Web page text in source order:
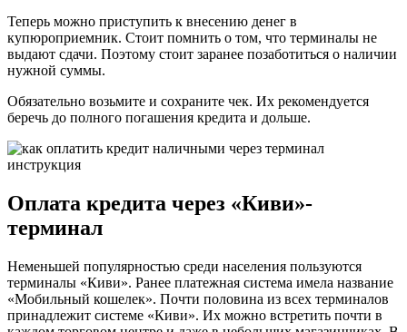
Теперь можно приступить к внесению денег в
купюроприемник. Стоит помнить о том, что терминалы не
выдают сдачи. Поэтому стоит заранее позаботиться о наличии
нужной суммы.
Обязательно возьмите и сохраните чек. Их рекомендуется
беречь до полного погашения кредита и дольше.
Оплата кредита через «Киви»-
терминал
Неменьшей популярностью среди населения пользуются
терминалы «Киви». Ранее платежная система имела название
«Мобильный кошелек». Почти половина из всех терминалов
принадлежит системе «Киви». Их можно встретить почти в